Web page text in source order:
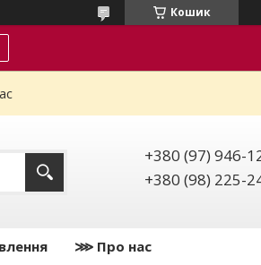
Кошик
+380 (97) 946-
+380 (98) 225-
⋙ Про нас